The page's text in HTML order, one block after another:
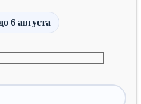
до 6 августа